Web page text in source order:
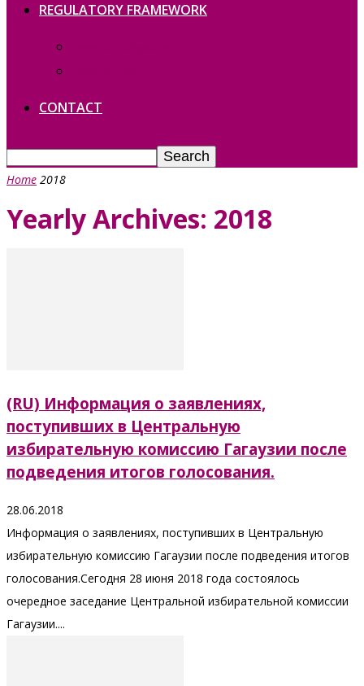
REGULATORY FRAMEWORK
CONTACT
Home 2018
Yearly Archives: 2018
(RU) Информация о заявлениях,
поступивших в Центральную
избирательную комиссию Гагаузии после
подведения итогов голосования.
28.06.2018
Информация о заявлениях, поступивших в Центральную
избирательную комиссию Гагаузии после подведения итогов
голосования.Сегодня 28 июня 2018 года состоялось
очередное заседание Центральной избирательной комиссии
Гагаузии....